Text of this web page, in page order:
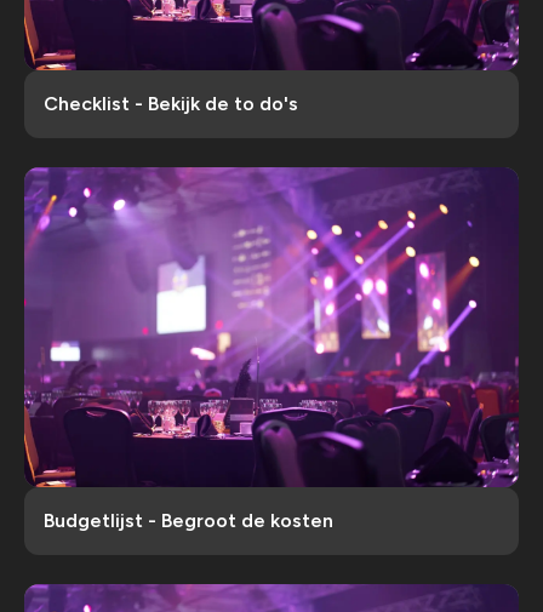
Checklist - Bekijk de to do's
Budgetlijst - Begroot de kosten